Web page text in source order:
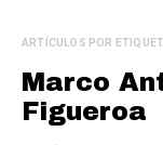
ARTÍCULOS POR
Marco
Figueroa